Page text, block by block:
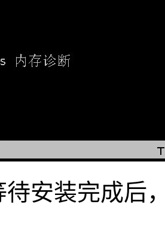
待安装完成后